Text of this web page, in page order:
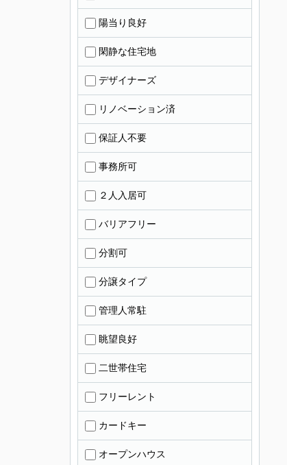
陽当り良好
閑静な住宅地
デザイナーズ
リノベーション済
保証人不要
事務所可
２人入居可
バリアフリー
分割可
分譲タイプ
管理人常駐
眺望良好
二世帯住宅
フリーレント
カードキー
オープンハウス